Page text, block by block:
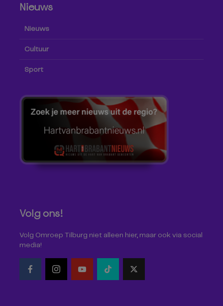
Nieuws
Nieuws
Cultuur
Sport
Volg ons!
Volg Omroep Tilburg niet alleen hier, maar ook via social
media!